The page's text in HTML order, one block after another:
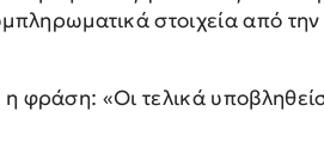
στοιχεία από την
φράση: «Οι τελικά